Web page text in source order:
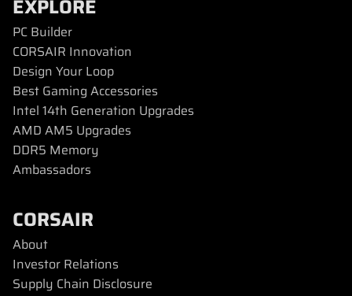
EXPLORE
PC Builder
CORSAIR Innovation
Design Your Loop
Best Gaming Accessories
Intel 14th Generation Upgrades
AMD AM5 Upgrades
DDR5 Memory
Ambassadors
CORSAIR
About
Investor Relations
Supply Chain Disclosure